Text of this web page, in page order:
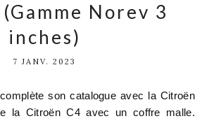
Norev 3
inches)
7 JANV. 2023
son catalogue avec la Citroën
la Citroën C4 avec un coffre malle.